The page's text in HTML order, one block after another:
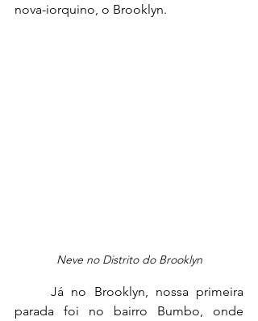
nova-iorquino, o Brooklyn.
Neve no Distrito do Brooklyn
	Já no Brooklyn, nossa primeira
parada foi no bairro Bumbo, onde